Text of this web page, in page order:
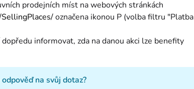
prodejních míst na webových stránkách
označena ikonou P (volba filtru "Platba
informovat, zda na danou akci lze benefity
na svůj dotaz?